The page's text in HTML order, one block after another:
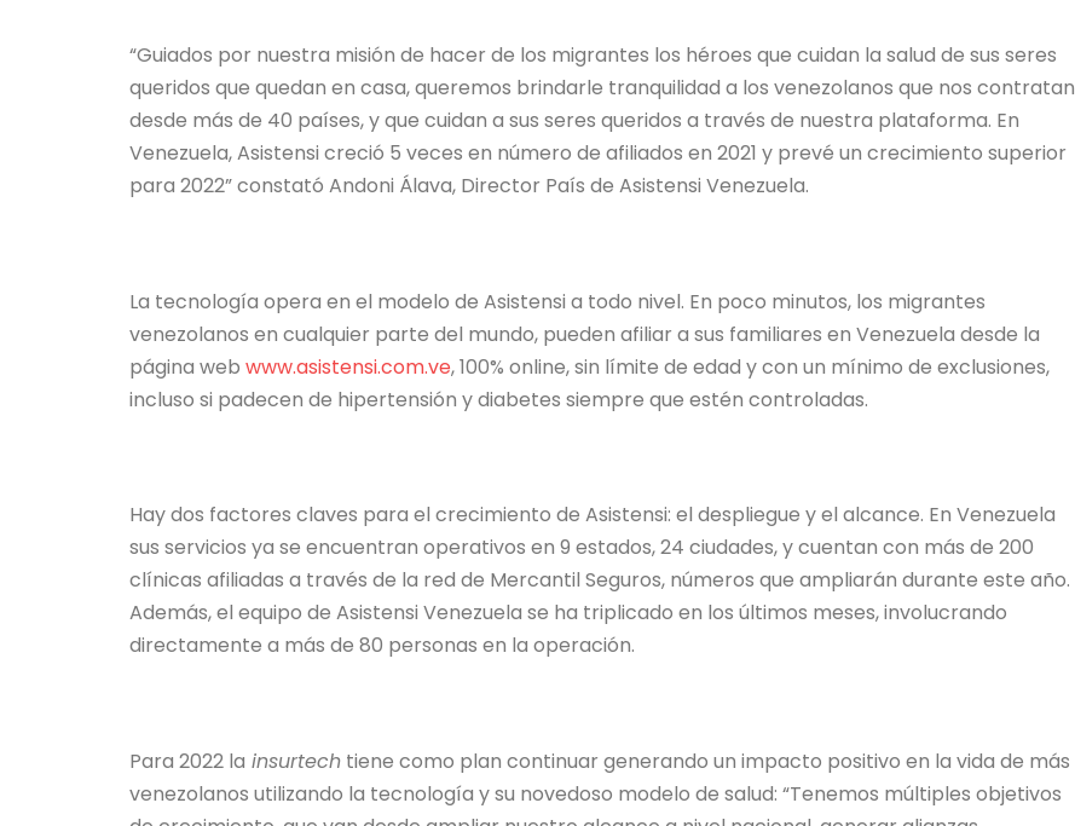
“Guiados por nuestra misión de hacer de los migrantes los héroes que cuidan la salud de sus seres
queridos que quedan en casa, queremos brindarle tranquilidad a los venezolanos que nos contratan
desde más de 40 países, y que cuidan a sus seres queridos a través de nuestra plataforma. En
Venezuela, Asistensi creció 5 veces en número de afiliados en 2021 y prevé un crecimiento superior
para 2022” constató Andoni Álava, Director País de Asistensi Venezuela.
La tecnología opera en el modelo de Asistensi a todo nivel. En poco minutos, los migrantes
venezolanos en cualquier parte del mundo, pueden afiliar a sus familiares en Venezuela desde la
página web www.asistensi.com.ve, 100% online, sin límite de edad y con un mínimo de exclusiones,
incluso si padecen de hipertensión y diabetes siempre que estén controladas.
Hay dos factores claves para el crecimiento de Asistensi: el despliegue y el alcance. En Venezuela
sus servicios ya se encuentran operativos en 9 estados, 24 ciudades, y cuentan con más de 200
clínicas afiliadas a través de la red de Mercantil Seguros, números que ampliarán durante este año.
Además, el equipo de Asistensi Venezuela se ha triplicado en los últimos meses, involucrando
directamente a más de 80 personas en la operación.
Para 2022 la insurtech tiene como plan continuar generando un impacto positivo en la vida de más
venezolanos utilizando la tecnología y su novedoso modelo de salud: “Tenemos múltiples objetivos